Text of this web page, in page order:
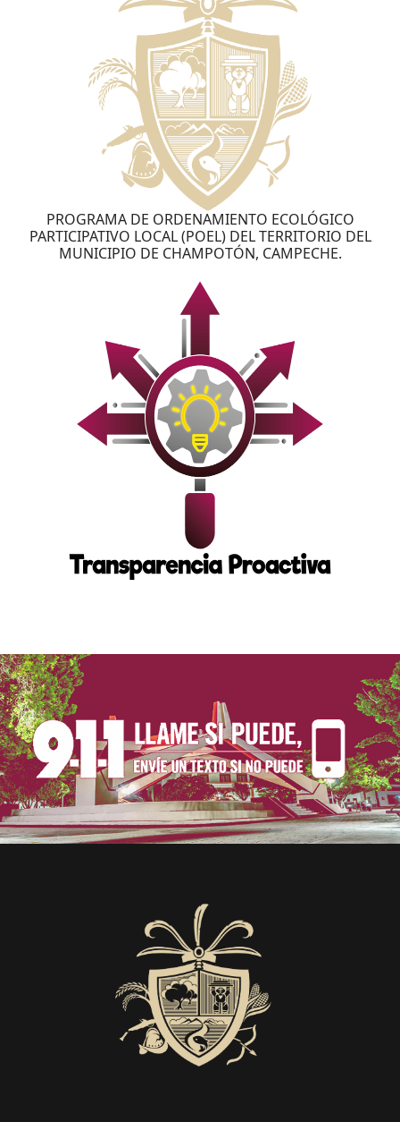
PROGRAMA DE ORDENAMIENTO ECOLÓGICO
PARTICIPATIVO LOCAL (POEL) DEL TERRITORIO DEL
MUNICIPIO DE CHAMPOTÓN, CAMPECHE.